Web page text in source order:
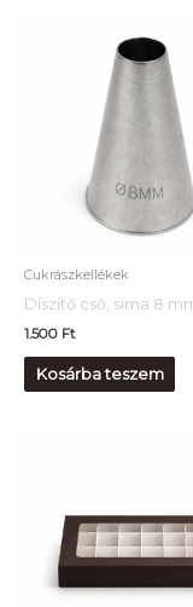
Cukrászkellékek
Díszítő cső, sima 8
1.500 Ft
Kosárba teszem